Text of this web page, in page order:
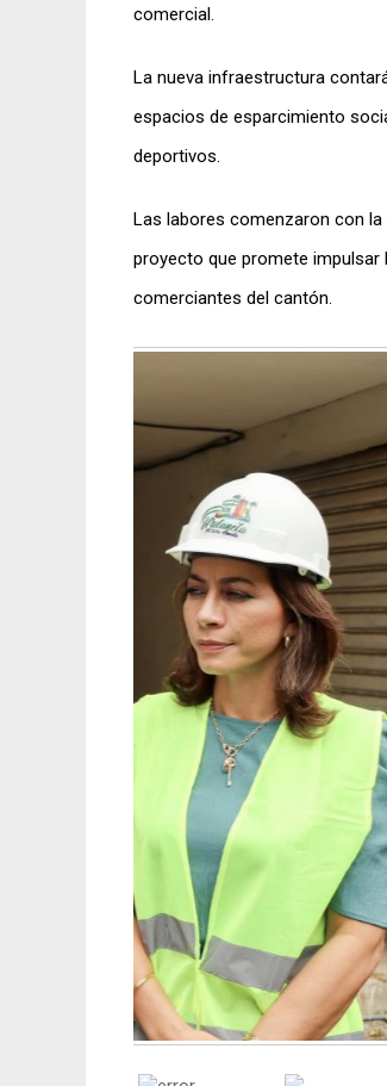
comercial.
La nueva infraestructura
espacios de esparcimiento
deportivos.
Las labores comenzaron con
proyecto que promete
comerciantes del cantón.